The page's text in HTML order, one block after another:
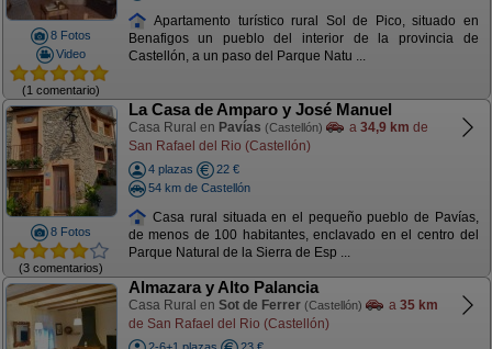
8 Fotos
Video
(1 comentario)
Apartamento turístico rural Sol de Pico, situado en
Benafigos un pueblo del interior de la provincia de
Castellón, a un paso del Parque Natu ...
8 Fotos
(3 comentarios)
La Casa de Amparo y José Manuel
Casa Rural en Pavías (Castellón) a 34,9 km de
San Rafael del Rio (Castellón)
4 plazas
22 €
54 km de Castellón
Casa rural situada en el pequeño pueblo de Pavías,
de menos de 100 habitantes, enclavado en el centro del
Parque Natural de la Sierra de Esp ...
Almazara y Alto Palancia
Casa Rural en Sot de Ferrer (Castellón) a 35 km
de San Rafael del Rio (Castellón)